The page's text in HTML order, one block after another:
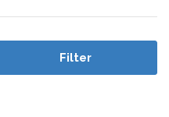
Filter